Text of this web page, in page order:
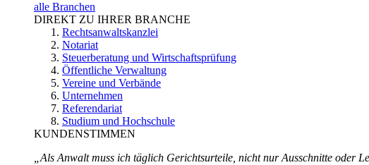
alle Branchen
DIREKT ZU IHRER BRANCHE
Rechtsanwaltskanzlei
Notariat
Steuerberatung und Wirtschaftsprüfung
Öffentliche Verwaltung
Vereine und Verbände
Unternehmen
Referendariat
Studium und Hochschule
KUNDENSTIMMEN
„Als Anwalt muss ich täglich Gerichtsurteile, nicht nur Ausschnitte oder